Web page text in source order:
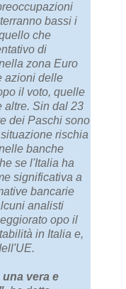
bassi i
che
di
zona Euro
azioni delle
il voto, quelle
altre. Sin dal 23
dei Paschi sono
rischia
banche
se l'Italia ha
significativa a
bancarie
analisti
opo il
in Italia e,
vera e